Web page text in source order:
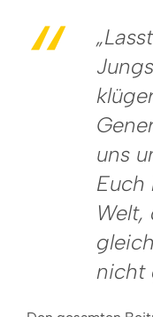
uns
Euch
Welt,
nicht